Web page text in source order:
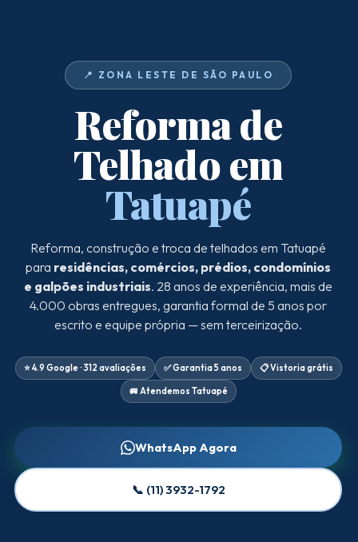
📍 ZONA LESTE DE SÃO PAULO
Reforma de
Telhado em
Tatuapé
Reforma, construção e troca de telhados em Tatuapé
para residências, comércios, prédios, condomínios
e galpões industriais. 28 anos de experiência, mais de
4.000 obras entregues, garantia formal de 5 anos por
escrito e equipe própria — sem terceirização.
⭐ 4.9 Google · 312 avaliações ✅ Garantia 5 anos 📋 Vistoria grátis
🚐 Atendemos Tatuapé
WhatsApp Agora
📞 (11) 3932-1792